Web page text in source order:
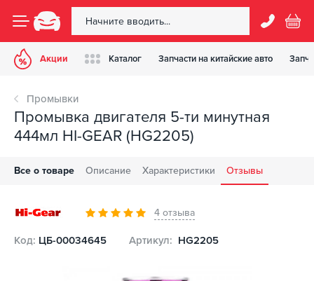
Акции Каталог Запчасти на китайские авто
Промывки
Промывка двигателя 5-ти минутная
444мл HI-GEAR (HG2205)
Все о товаре Описание Характеристики Отзывы
4 отзыва
Код: ЦБ-00034645 Артикул: HG2205